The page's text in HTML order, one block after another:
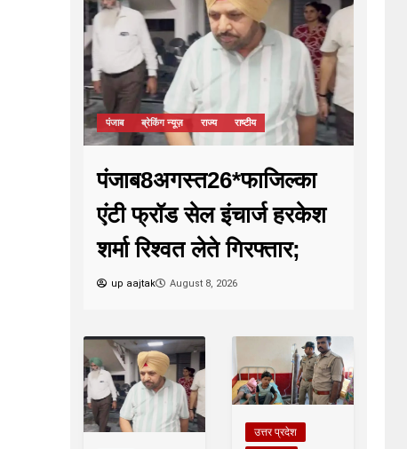
पंजाब ब्रेकिंग न्यूज़ राज्य राष्टीय
पंजाब8अगस्त26*फाजिल्का
एंटी फ्रॉड सेल इंचार्ज हरकेश
शर्मा रिश्वत लेते गिरफ्तार;
up aajtak August 8, 2026
उत्तर प्रदेश